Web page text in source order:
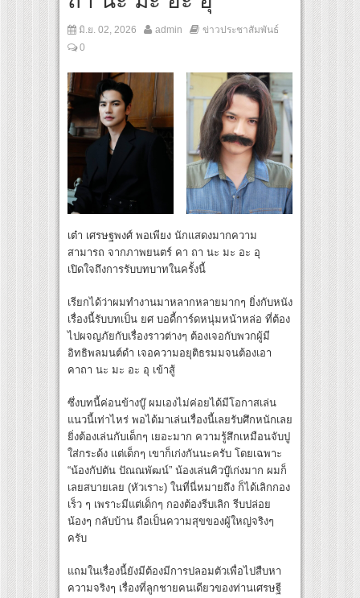
นา” ประกบคู่ครั้งสำคัญ ชวนแฟนปักหมุดรอชม 17 ตุลาคม นี้
มิ.ย. 02, 2026 admin
ข่าวประชาสัมพันธ์
0
เต๋า เศรษฐพงศ์ พอเพียง นักแสดงมากความ
สามารถ จากภาพยนตร์ คา ถา นะ มะ อะ อุ
เปิดใจถึงการรับบทบาทในครั้งนี้
เรียกได้ว่าผมทำงานมาหลากหลายมากๆ ยิ่งกับหนัง
เรื่องนี้รับบทเป็น ยศ บอดี้การ์ดหนุ่มหน้าหล่อ ที่ต้อง
ไปผจญภัยกับเรื่องราวต่างๆ​ ต้องเจอกับพวกผู้มี
อิทธิพลมนต์ดำ​ เจอความอยุติธรมมจนต้องเอา​
คาถา​ นะ​ มะ​ อะ​ อุ​ เข้าสู้
ซึ่งบทนี้ค่อนข้างบู๊​ ผมเองไม่ค่อยได้มีโอกาสเล่น
แนวนี้เท่าไหร่ พอได้มาเล่นเรื่องนี้เลยรับศึกหนักเลย
ยิ่งต้องเล่นกับเด็กๆ เยอะมาก ความรู้สึกเหมือนจับปู
ใส่กระด้ง แต่เด็กๆ เขาก็เก่งกันนะครับ​ โดยเฉพาะ​
“น้องกัปตัน ปัณณพัฒน์” น้องเล่นคิวบู๊เก่งมาก​ ผมก็
เลยสบายเลย (หัวเราะ)​ ในที่นี่หมายถึง ก็ได้เลิกกอง
เร็ว ๆ เพราะมีแต่เด็กๆ​ กองต้องรีบเลิก​ รีบปล่อย
น้องๆ​ กลับบ้าน ถือเป็นความสุขของผู้ใหญ่จริงๆ
ครับ
แถมในเรื่องนี้ยังมีต้องมีการปลอมตัวเพื่อไปสืบหา
ความจริงๆ เรื่องที่ลูกชายคนเดียวของท่านเศรษฐี​